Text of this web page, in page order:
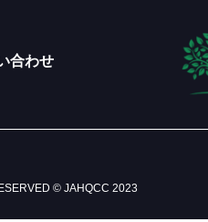
合わせ
© JAHQCC 2023